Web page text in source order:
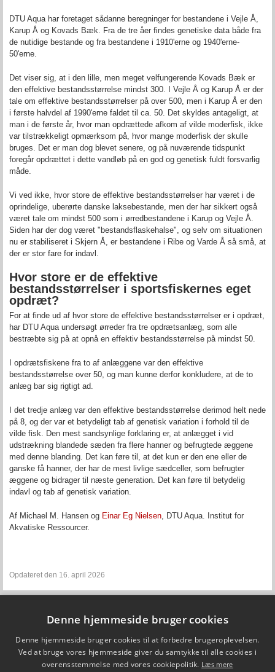
DTU Aqua har foretaget sådanne beregninger for bestandene i Vejle Å,
Karup Å og Kovads Bæk. Fra de tre åer findes genetiske data både fra
de nutidige bestande og fra bestandene i 1910'erne og 1940'erne-
50'erne.
Det viser sig, at i den lille, men meget velfungerende Kovads Bæk er
den effektive bestandsstørrelse mindst 300. I Vejle Å og Karup Å er der
tale om effektive bestandsstørrelser på over 500, men i Karup Å er den
i første halvdel af 1990'erne faldet til ca. 50. Det skyldes antageligt, at
man i de første år, hvor man opdrættede afkom af vilde moderfisk, ikke
var tilstrækkeligt opmærksom på, hvor mange moderfisk der skulle
bruges. Det er man dog blevet senere, og på nuværende tidspunkt
foregår opdrættet i dette vandløb på en god og genetisk fuldt forsvarlig
måde.
Vi ved ikke, hvor store de effektive bestandsstørrelser har været i de
oprindelige, uberørte danske laksebestande, men der har sikkert også
været tale om mindst 500 som i ørredbestandene i Karup og Vejle Å.
Siden har der dog været "bestandsflaskehalse", og selv om situationen
nu er stabiliseret i Skjern Å, er bestandene i Ribe og Varde Å så små, at
der er stor fare for indavl.
Hvor store er de effektive
bestandsstørrelser i sportsfiskernes eget
opdræt?
For at finde ud af hvor store de effektive bestandsstørrelser er i opdræt,
har DTU Aqua undersøgt ørreder fra tre opdrætsanlæg, som alle
bestræbte sig på at opnå en effektiv bestandsstørrelse på mindst 50.
I opdrætsfiskene fra to af anlæggene var den effektive
bestandsstørrelse over 50, og man kunne derfor konkludere, at de to
anlæg bar sig rigtigt ad.
I det tredje anlæg var den effektive bestandsstørrelse derimod helt nede
på 8, og der var et betydeligt tab af genetisk variation i forhold til de
vilde fisk. Den mest sandsynlige forklaring er, at anlægget i vid
udstrækning blandede sæden fra flere hanner og befrugtede æggene
med denne blanding. Det kan føre til, at det kun er den ene eller de
ganske få hanner, der har de mest livlige sædceller, som befrugter
æggene og bidrager til næste generation. Det kan føre til betydelig
indavl og tab af genetisk variation.
Af Michael M. Hansen og Einar Eg Nielsen, DTU Aqua. Institut for
Akvatiske Ressourcer.
Opdateret den 16. april 2026
DTU Aqua - Institut for Akvatiske Ressourcer
Vejlsøvej 39
8600 Silkeborg
ffi@aqua.dtu.dk
Denne hjemmeside bruger cookies
Denne hjemmeside bruger cookies til at forbedre brugeroplevelsen.
Ved at bruge vores hjemmeside giver du samtykke til alle cookies i
overensstemmelse med vores cookiepolitik. Læs mere